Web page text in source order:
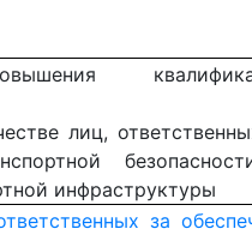
лиц,
инфраструктуры
за